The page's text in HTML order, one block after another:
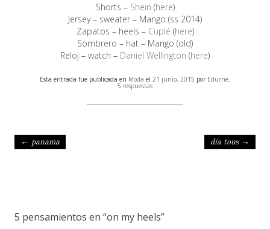
Shorts – Shein (here)
Jersey – sweater – Mango (ss 2014)
Zapatos – heels – Cuplé (here)
Sombrero – hat – Mango (old)
Reloj – watch – Daniel Wellington (here)
Esta entrada fue publicada en Moda el 21 junio, 2015 por Edurne.
5 respuestas
Navegación de entradas
← panama día tous →
5 pensamientos en “on my heels”